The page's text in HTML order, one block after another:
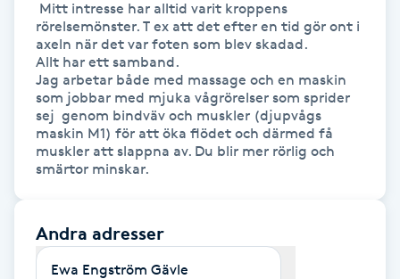
Gelenaglar
Gellack
Gellack med förstärkning
Gravidmassage
Gruppträning
rörelsemönster. T ex att det efter en tid gör ont i
axeln när det var foten som blev skadad.
Allt har ett samband.
Jag arbetar både med massage och en maskin
som jobbar med mjuka vågrörelser som sprider
sej  genom bindväv och muskler (djupvågs
maskin M1) för att öka flödet och därmed få
muskler att slappna av. Du blir mer rörlig och
smärtor minskar.
Andra adresser
Ewa Engström Gävle